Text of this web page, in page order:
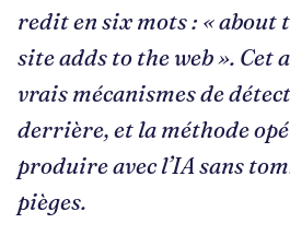
redit en six mots : «about
site adds to the web». Cet
vrais mécanismes de
derrière, et la méthode
produire avec l’IA sans
pièges.